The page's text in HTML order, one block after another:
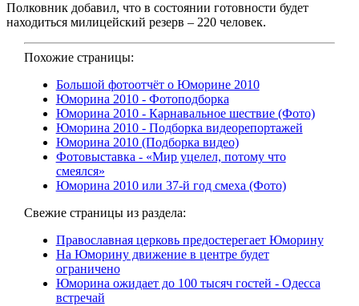
Полковник добавил, что в состоянии готовности будет
находиться милицейский резерв – 220 человек.
Похожие страницы:
Большой фотоотчёт о Юморине 2010
Юморина 2010 - Фотоподборка
Юморина 2010 - Карнавальное шествие (Фото)
Юморина 2010 - Подборка видеорепортажей
Юморина 2010 (Подборка видео)
Фотовыставка - «Мир уцелел, потому что
смеялся»
Юморина 2010 или 37-й год смеха (Фото)
Свежие страницы из раздела:
Православная церковь предостерегает Юморину
На Юморину движение в центре будет
ограничено
Юморина ожидает до 100 тысяч гостей - Одесса
встречай